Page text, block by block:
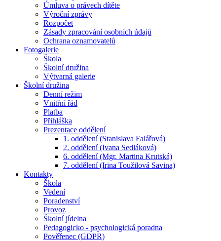
Úmluva o právech dítěte
Výroční zprávy
Rozpočet
Zásady zpracování osobních údajů
Ochrana oznamovatelů
Fotogalerie
Škola
Školní družina
Výtvarná galerie
Školní družina
Denní režim
Vnitřní řád
Platba
Přihláška
Prezentace oddělení
1. oddělení (Stanislava Falářová)
2. oddělení (Ivana Sedláková)
6. oddělení (Mgr. Martina Krutská)
7. oddělení (Irina Toužilová Savina)
Kontakty
Škola
Vedení
Poradenství
Provoz
Školní jídelna
Pedagogicko - psychologická poradna
Pověřenec (GDPR)